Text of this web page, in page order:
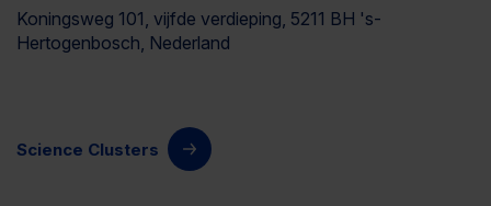
Koningsweg 101, vijfde verdieping, 5211 BH 's-
Hertogenbosch, Nederland
Science Clusters